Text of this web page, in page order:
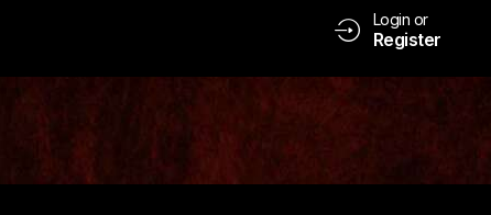
Login or
Register